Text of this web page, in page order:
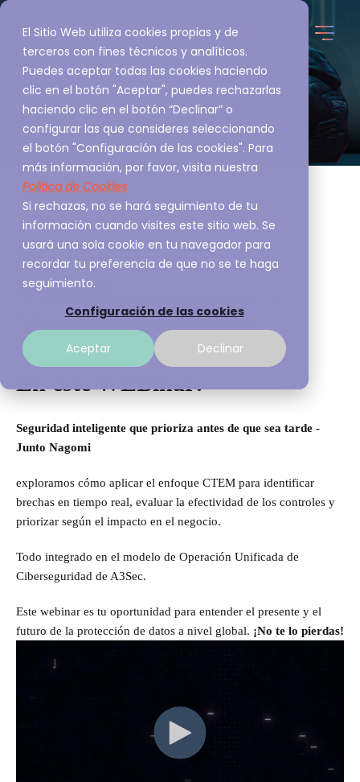
El Sitio Web utiliza cookies propias y de
terceros con fines técnicos y analíticos.
Puedes aceptar todas las cookies haciendo
clic en el botón "Aceptar", puedes rechazarlas
haciendo clic en el botón “Declinar” o
configurar las que consideres seleccionando
el botón "Configuración de las cookies". Para
más información, por favor, visita nuestra
Política de Cookies
Si rechazas, no se hará seguimiento de tu
información cuando visites este sitio web. Se
usará una sola cookie en tu navegador para
recordar tu preferencia de que no se te haga
seguimiento.
Configuración de las cookies
Aceptar Declinar
Demo Days Sessions -
Nagomi
29 sept 2025, 16:21:19
En este WEBinar:
Seguridad inteligente que prioriza antes de que sea tarde -
Junto Nagomi
exploramos cómo aplicar el enfoque CTEM para identificar
brechas en tiempo real, evaluar la efectividad de los controles y
priorizar según el impacto en el negocio.
Todo integrado en el modelo de Operación Unificada de
Ciberseguridad de A3Sec.
Este webinar es tu oportunidad para entender el presente y el
futuro de la protección de datos a nivel global. ¡No te lo pierdas!